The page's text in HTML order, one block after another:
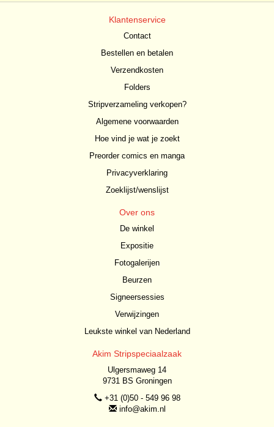
Klantenservice
Contact
Bestellen en betalen
Verzendkosten
Folders
Stripverzameling verkopen?
Algemene voorwaarden
Hoe vind je wat je zoekt
Preorder comics en manga
Privacyverklaring
Zoeklijst/wenslijst
Over ons
De winkel
Expositie
Fotogalerijen
Beurzen
Signeersessies
Verwijzingen
Leukste winkel van Nederland
Akim Stripspeciaalzaak
Ulgersmaweg 14
9731 BS Groningen
+31 (0)50 - 549 96 98
info@akim.nl